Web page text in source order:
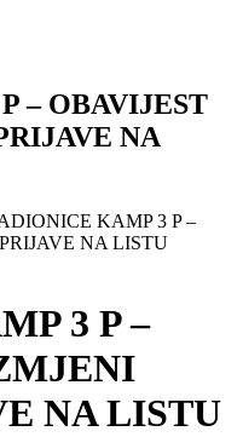
– OBAVIJEST
NA
KAMP 3 P –
NA LISTU
3 P –
NA LISTU